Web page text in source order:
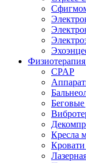
CPAP
Кресла